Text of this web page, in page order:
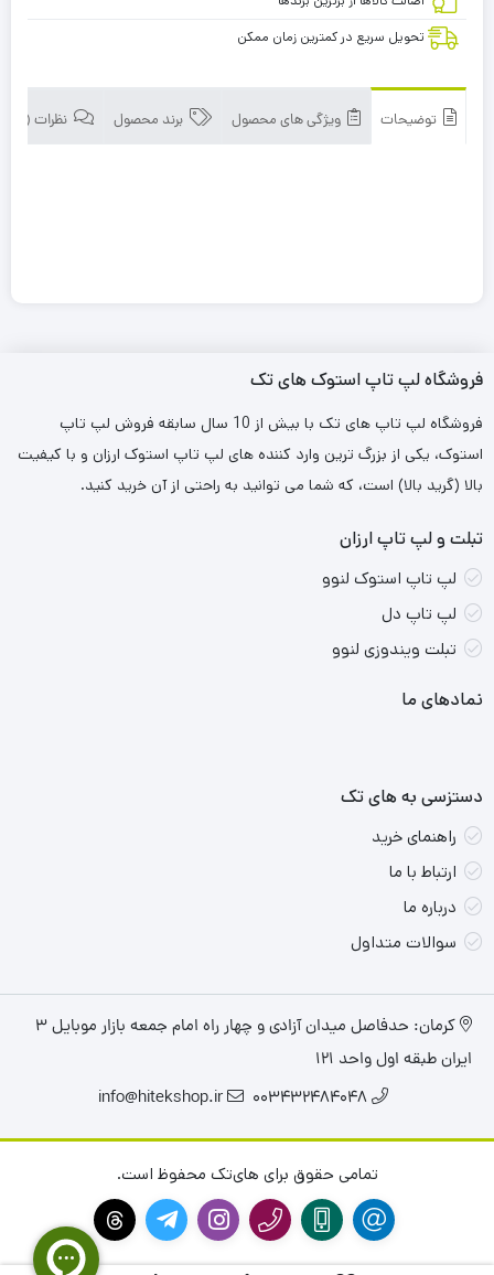
تحویل سریع در کمترین زمان ممکن
توضیحات ویژگی های محصول برند محصول نظرات (0)
فروشگاه لپ تاپ استوک های تک
فروشگاه لپ تاپ های تک با بیش از 10 سال سابقه فروش لپ تاپ
استوک، یکی از بزرگ ترین وارد کننده های لپ تاپ استوک ارزان و با کیفیت
بالا (گرید بالا) است، که شما می توانید به راحتی از آن خرید کنید.
تبلت و لپ تاپ ارزان
لپ تاپ استوک لنوو
لپ تاپ دل
تبلت ویندوزی لنوو
نمادهای ما
دستزسی به های تک
راهنمای خرید
ارتباط با ما
درباره ما
سوالات متداول
کرمان: حدفاصل میدان آزادی و چهار راه امام جمعه بازار موبایل ۳
ایران طبقه اول واحد ۱۲۱
003432484048
info@hitekshop.ir
تمامی حقوق برای های‌تک محفوظ است.